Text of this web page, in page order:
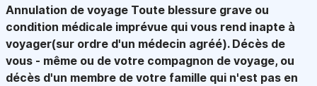
Annulation de voyage Toute blessure grave ou
condition médicale imprévue qui vous rend inapte à
voyager(sur ordre d'un médecin agréé). Décès de
vous - même ou de votre compagnon de voyage, ou
décès d'un membre de votre famille qui n'est pas en